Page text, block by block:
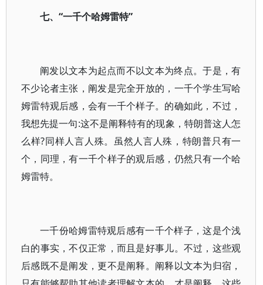
七、“一千个哈姆雷特”
阐发以文本为起点而不以文本为终点。于是，有
不少论者主张，阐发是完全开放的，一千个学生写哈
姆雷特观后感，会有一千个样子。的确如此，不过，
我想先提一句:这不是阐释特有的现象，特朗普这人怎
么样?同样人言人殊。虽然人言人殊，特朗普只有一
个，同理，有一千个样子的观后感，仍然只有一个哈
姆雷特。
一千份哈姆雷特观后感有一千个样子，这是个浅
白的事实，不仅正常，而且是好事儿。不过，这些观
后感既不是阐发，更不是阐释。阐释以文本为归宿，